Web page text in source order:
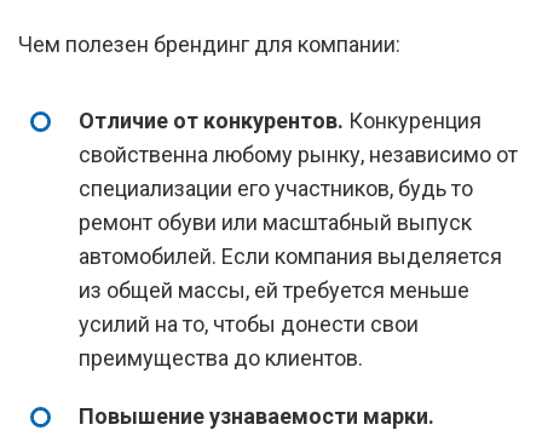
Чем полезен брендинг для компании:
Отличие от конкурентов. Конкуренция
свойственна любому рынку, независимо от
специализации его участников, будь то
ремонт обуви или масштабный выпуск
автомобилей. Если компания выделяется
из общей массы, ей требуется меньше
усилий на то, чтобы донести свои
преимущества до клиентов.
Повышение узнаваемости марки.